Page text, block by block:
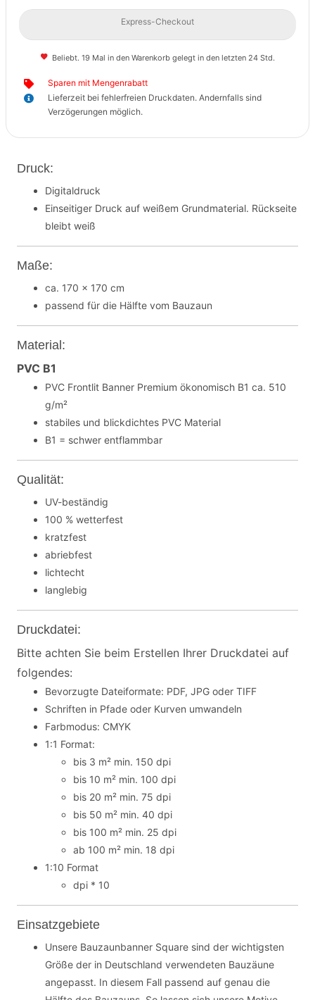
Express-Checkout
Beliebt. 19 Mal in den Warenkorb gelegt in den letzten 24 Std.
Sparen mit Mengenrabatt
Lieferzeit bei fehlerfreien Druckdaten. Andernfalls sind
Verzögerungen möglich.
Druck:
Digitaldruck
Einseitiger Druck auf weißem Grundmaterial. Rückseite
bleibt weiß
Maße:
ca. 170 x 170 cm
passend für die Hälfte vom Bauzaun
Material:
PVC B1
PVC Frontlit Banner Premium ökonomisch B1 ca. 510
g/m²
stabiles und blickdichtes PVC Material
B1 = schwer entflammbar
Qualität:
UV-beständig
100 % wetterfest
kratzfest
abriebfest
lichtecht
langlebig
Druckdatei:
Bitte achten Sie beim Erstellen Ihrer Druckdatei auf
folgendes:
Bevorzugte Dateiformate: PDF, JPG oder TIFF
Schriften in Pfade oder Kurven umwandeln
Farbmodus: CMYK
1:1 Format:
bis 3 m² min. 150 dpi
bis 10 m² min. 100 dpi
bis 20 m² min. 75 dpi
bis 50 m² min. 40 dpi
bis 100 m² min. 25 dpi
ab 100 m² min. 18 dpi
1:10 Format
dpi * 10
Einsatzgebiete
Unsere Bauzaunbanner Square sind der wichtigsten
Größe der in Deutschland verwendeten Bauzäune
angepasst. In diesem Fall passend auf genau die